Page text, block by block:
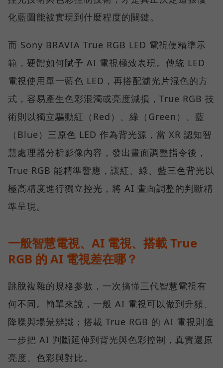
化藍圖能被實現到什麼程度的關鍵。
而 Sony BRAVIA True RGB LED 電視便精準示
範，硬體如何賦予 AI 電視極致表現。傳統 LED
電視使用單一藍色 LED，再搭配濾光片混色的方
式，容易產生色彩混濁或亮度減損，True RGB 技
術則以獨立驅動紅（Red）、綠（Green）、藍
（Blue）三原色 LED 作為背光源，當 XR 認知智
慧處理器分析影像內容，發出畫面調整指令後，
True RGB 能精準響應，讓紅、綠、藍三色背光以
極高精度進行獨立控光，將 AI 畫面調整的判斷精
準呈現。
一般智慧電視、AI 電視、搭載 True
RGB 的 AI 電視差在哪？
跳脫複雜的規格參數，一次搞懂三代智慧電視有
何不同。簡單來說，一般 AI 電視可以做到升頻、
降噪與場景辨識；搭載 True RGB 的 AI 電視則進
一步把 AI 判斷延伸到背光與色彩控制，真實還原
亮度、色彩與對比。